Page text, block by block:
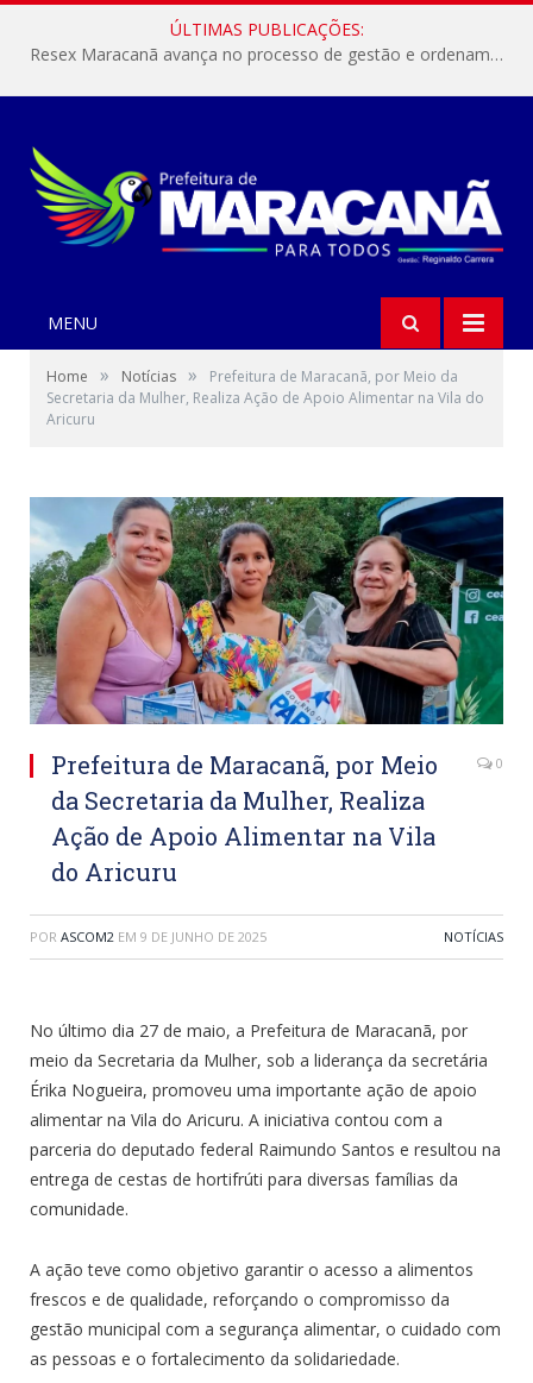
ÚLTIMAS PUBLICAÇÕES:
Resex Maracanã avança no processo de gestão e ordenamento do turismo em nossas áreas protegidas.
MENU
Home » Notícias »
Prefeitura de Maracanã, por Meio da
Secretaria da Mulher, Realiza Ação de Apoio Alimentar na Vila do
Aricuru
Prefeitura de Maracanã, por Meio
da Secretaria da Mulher, Realiza
Ação de Apoio Alimentar na Vila
do Aricuru
0
POR ASCOM2 EM 9 DE JUNHO DE 2025 NOTÍCIAS
No último dia 27 de maio, a Prefeitura de Maracanã, por
meio da Secretaria da Mulher, sob a liderança da secretária
Érika Nogueira, promoveu uma importante ação de apoio
alimentar na Vila do Aricuru. A iniciativa contou com a
parceria do deputado federal Raimundo Santos e resultou na
entrega de cestas de hortifrúti para diversas famílias da
comunidade.
A ação teve como objetivo garantir o acesso a alimentos
frescos e de qualidade, reforçando o compromisso da
gestão municipal com a segurança alimentar, o cuidado com
as pessoas e o fortalecimento da solidariedade.